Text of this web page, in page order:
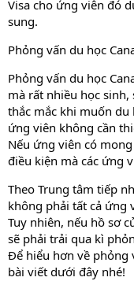
Visa cho ứng viên đó
sung.
Phỏng vấn du học
Phỏng vấn du học
mà rất nhiều học
thắc mắc khi muốn du
ứng viên không cần
Nếu ứng viên có
điều kiện mà các ứng
Theo Trung tâm tiếp
không phải tất cả ứng
Tuy nhiên, nếu hồ sơ
sẽ phải trải qua kì
Để hiểu hơn về phỏng
bài viết dưới đây nhé!